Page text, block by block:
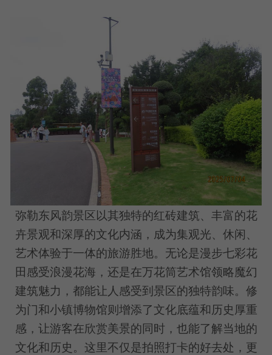
弥勒东风韵景区以其独特的红砖建筑、丰富的花
卉景观和深厚的文化内涵，成为集观光、休闲、
艺术体验于一体的旅游胜地。无论是漫步七彩花
田感受浪漫花海，还是在万花筒艺术馆领略魔幻
建筑魅力，都能让人感受到景区的独特韵味。修
为门和小镇博物馆则增添了文化底蕴和历史厚重
感，让游客在欣赏美景的同时，也能了解当地的
文化和历史。这里不仅是拍照打卡的好去处，更